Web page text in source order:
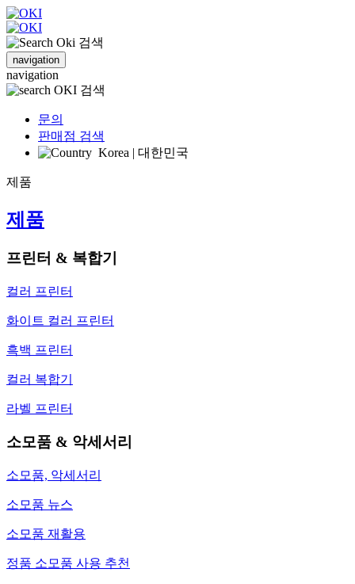
검색
navigation
navigation
검색
문의
판매점 검색
Korea | 대한민국
제품
제품
프린터 & 복합기
컬러 프린터
화이트 컬러 프린터
흑백 프린터
컬러 복합기
라벨 프린터
소모품 & 악세서리
소모품, 악세서리
소모품 뉴스
소모품 재활용
정품 소모품 사용 추천